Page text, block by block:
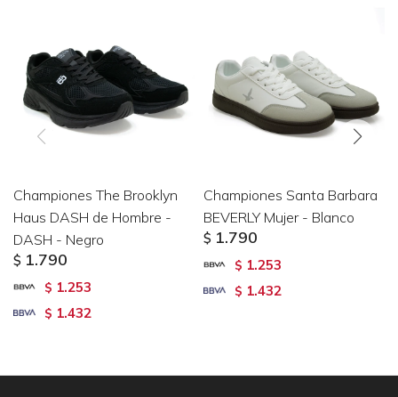
Championes The Brooklyn
Haus DASH de Hombre -
DASH - Negro
$ 1.790
$ 1.253
$ 1.432
Championes Santa Barbara
BEVERLY Mujer - Blanco
$ 1.790
$ 1.253
$ 1.432